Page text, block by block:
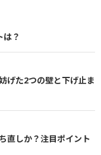
は？
げた2つの壁と下げ止ま
直しか？注目ポイント